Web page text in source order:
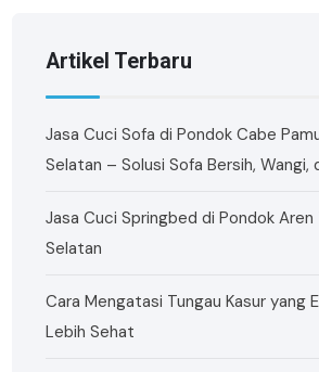
Artikel Terbaru
Jasa Cuci Sofa di Pondok Cabe
Selatan – Solusi Sofa Bersih, Wangi,
Jasa Cuci Springbed di Pondok Aren
Selatan
Cara Mengatasi Tungau Kasur yang
Lebih Sehat